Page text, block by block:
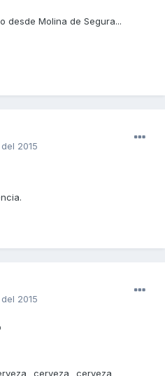
desde Molina de Segura...
2015
2015
cerveza_ cerveza_